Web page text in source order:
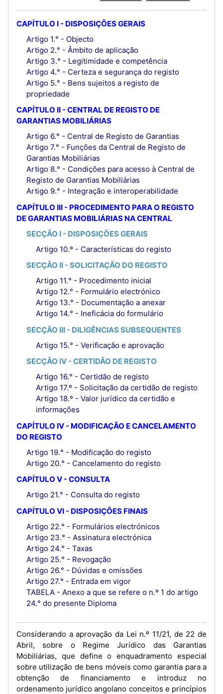
CAPÍTULO I - DISPOSIÇÕES GERAIS
Artigo 1.° - Objecto
Artigo 2.° - Âmbito de aplicação
Artigo 3.° - Legitimidade e competência
Artigo 4.° - Certeza e segurança do registo
Artigo 5.° - Bens sujeitos a registo de
propriedade
CAPÍTULO II - CENTRAL DE REGISTO DE
GARANTIAS MOBILIÁRIAS
Artigo 6.° - Central de Registo de Garantias
Artigo 7.° - Funções da Central de Registo de
Garantias Mobiliárias
Artigo 8.° - Condições para acesso à Central de
Registo de Garantias Mobiliárias
Artigo 9.° - Integração e interoperabilidade
CAPÍTULO III - PROCEDIMENTO PARA O REGISTO
DE GARANTIAS MOBILIÁRIAS NA CENTRAL
SECÇÃO I - DISPOSIÇÕES GERAIS
Artigo 10.º - Características do registo
SECÇÃO II - SOLICITAÇÃO DO REGISTO
Artigo 11.° - Procedimento inicial
Artigo 12.° - Formulário electrónico
Artigo 13.° - Documentação a anexar
Artigo 14.° - Ineficácia do formulário
SECÇÃO III - DILIGÊNCIAS SUBSEQUENTES
Artigo 15.° - Verificação e aprovação
SECÇÃO IV - CERTIDÃO DE REGISTO
Artigo 16.° - Certidão de registo
Artigo 17.º - Solicitação da certidão de registo
Artigo 18.º - Valor jurídico da certidão e
informações
CAPÍTULO IV - MODIFICAÇÃO E CANCELAMENTO
DO REGISTO
Artigo 19.° - Modificação do registo
Artigo 20.° - Cancelamento do registo
CAPÍTULO V - CONSULTA
Artigo 21.° - Consulta do registo
CAPÍTULO VI - DISPOSIÇÕES FINAIS
Artigo 22.° - Formulários electrónicos
Artigo 23.° - Assinatura electrónica
Artigo 24.° - Taxas
Artigo 25.° - Revogação
Artigo 26.° - Dúvidas e omissões
Artigo 27.° - Entrada em vigor
TABELA - Anexo a que se refere o n.º 1 do artigo
24.° do presente Diploma
Considerando a aprovação da Lei n.º 11/21, de 22 de
Abril, sobre o Regime Jurídico das Garantias
Mobiliárias, que define o enquadramento especial
sobre utilização de bens móveis como garantia para a
obtenção de financiamento e introduz no
ordenamento jurídico angolano conceitos e princípios